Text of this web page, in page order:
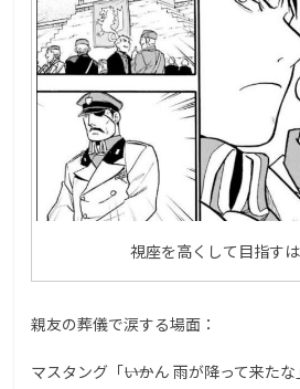
視座を高くして目指す
親友の葬儀で涙する場面：
マスタング「――いかん 雨が降って来たな」